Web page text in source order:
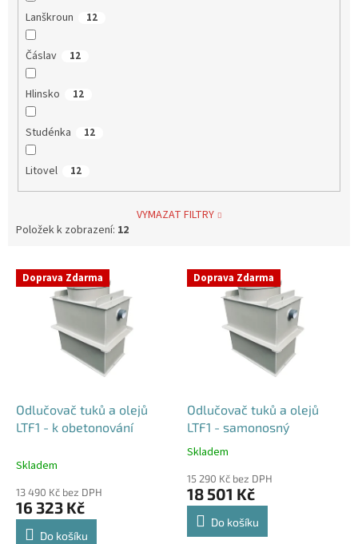
Lanškroun 12
Čáslav 12
Hlinsko 12
Studénka 12
Litovel 12
VYMAZAT FILTRY
Položek k zobrazení: 12
V Doprava Zdarma
Odlučovač tuků a olejů
LTF1 - k obetonování
Skladem
13 490 Kč bez DPH
16 323 Kč
Do košíku
Doprava Zdarma
Odlučovač tuků a olejů
LTF1 - samonosný
Průměrné
produktu
je
4,5
Skladem
15 290 Kč bez DPH
18 501 Kč
Do košíku